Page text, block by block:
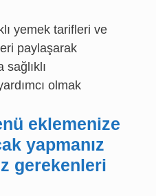
yemek tarifleri ve
paylaşarak
sağlıklı
olmak
eklemenize
yapmanız
gerekenleri